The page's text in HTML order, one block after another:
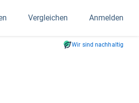
Vergleichen Anmelden
Wir sind nachhaltig